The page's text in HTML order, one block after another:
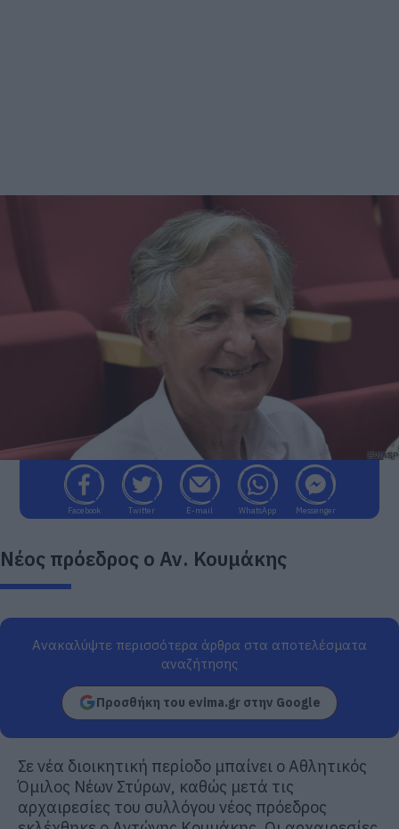
Facebook Twitter E-mail WhatsApp Messenger
Νέος πρόεδρος ο Αν. Κουμάκης
Ανακαλύψτε περισσότερα άρθρα στα αποτελέσματα
αναζήτησης
Προσθήκη του evima.gr στην Google
Σε νέα διοικητική περίοδο μπαίνει ο Αθλητικός
Όμιλος Νέων Στύρων, καθώς μετά τις
αρχαιρεσίες του συλλόγου νέος πρόεδρος